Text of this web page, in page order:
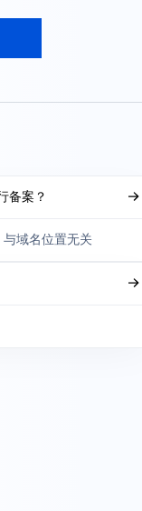
备案？
域名位置无关